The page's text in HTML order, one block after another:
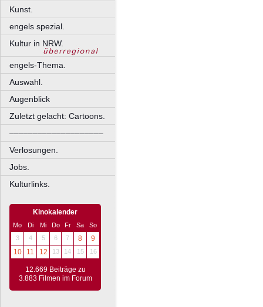
Kunst.
engels spezial.
Kultur in NRW.
engels-Thema.
Auswahl.
Augenblick
Zuletzt gelacht: Cartoons.
––––––––––––––––––––
Verlosungen.
Jobs.
Kulturlinks.
Kinokalender
Mo Di Mi Do Fr Sa
So
3
4 5 6 7 8
9
10
11 12 13 14 15 16
12.669 Beiträge zu
3.883 Filmen im Forum